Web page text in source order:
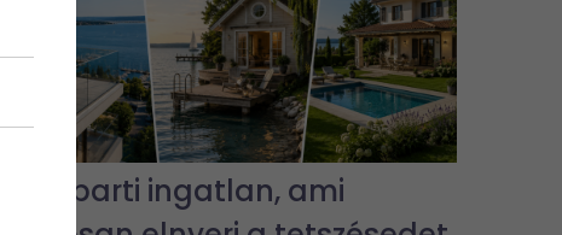
3 vízparti ingatlan, ami